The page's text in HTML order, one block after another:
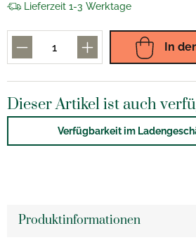
Lieferzeit 1-3 Werktage
In
Dieser Artikel ist auch
Verfügbarkeit im
Produktinformationen